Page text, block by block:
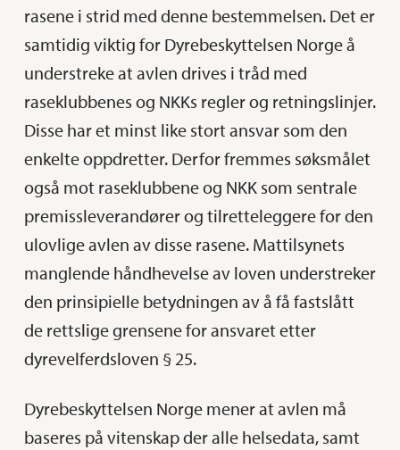
rasene i strid med denne bestemmelsen. Det er
samtidig viktig for Dyrebeskyttelsen Norge å
understreke at avlen drives i tråd med
raseklubbenes og NKKs regler og retningslinjer.
Disse har et minst like stort ansvar som den
enkelte oppdretter. Derfor fremmes søksmålet
også mot raseklubbene og NKK som sentrale
premissleverandører og tilretteleggere for den
ulovlige avlen av disse rasene. Mattilsynets
manglende håndhevelse av loven understreker
den prinsipielle betydningen av å få fastslått
de rettslige grensene for ansvaret etter
dyrevelferdsloven § 25.
Dyrebeskyttelsen Norge mener at avlen må
baseres på vitenskap der alle helsedata, samt